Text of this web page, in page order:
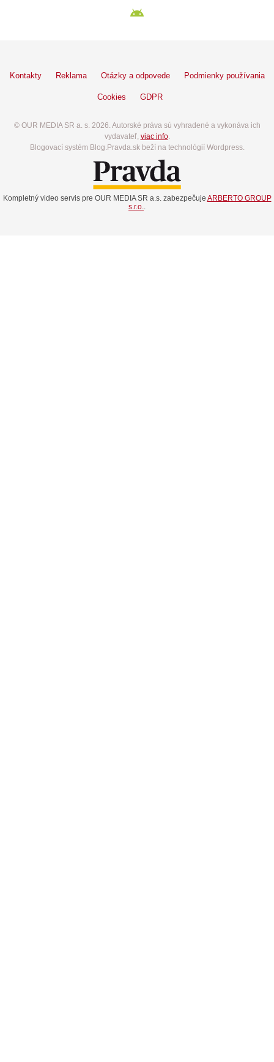
Kontakty Reklama Otázky a odpovede Podmienky používania
Cookies GDPR
© OUR MEDIA SR a. s. 2026. Autorské práva sú vyhradené a vykonáva ich
vydavateľ, viac info.
Blogovací systém Blog.Pravda.sk beží na technológií Wordpress.
Kompletný video servis pre OUR MEDIA SR a.s. zabezpečuje ARBERTO GROUP
s.r.o.